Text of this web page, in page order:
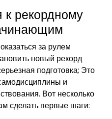
к рекордному
за рулем
новый рекорд
подготовка; Это
и
Вот несколько
сделать первые шаги: